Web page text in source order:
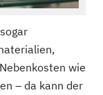
wie
– da kann der